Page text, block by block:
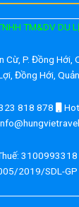
TM&DV DU
Cừ, P. Đồng Hới,
Đồng Hới,
818 878
3100993318
2019/SDL-GP